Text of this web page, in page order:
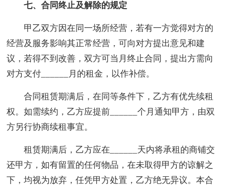
七、合同终止及解除的规定
甲乙双方因在同一场所经营，若有一方觉得对方的
经营及服务影响其正常经营，可向对方提出意见和建
议，若得不到改善，双方可当月终止合同，提出方需向
对方支付______月的租金，以作补偿。
合同租赁期满后，在同等条件下，乙方有优先续租
权。如需续约，乙方应提前______个月通知甲方，由双
方另行协商续租事宜。
租赁期满后，乙方应在______天内将承租的商铺交
还甲方，如有留置的任何物品，在未取得甲方的谅解之
下，均视为放弃，任凭甲方处置，乙方绝无异议。本合